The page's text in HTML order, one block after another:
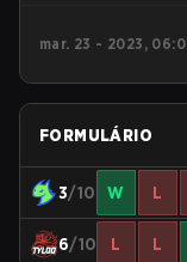
mar. 23 - 2023,
FORMULÁRIO
3/10 W L
6/10 L L